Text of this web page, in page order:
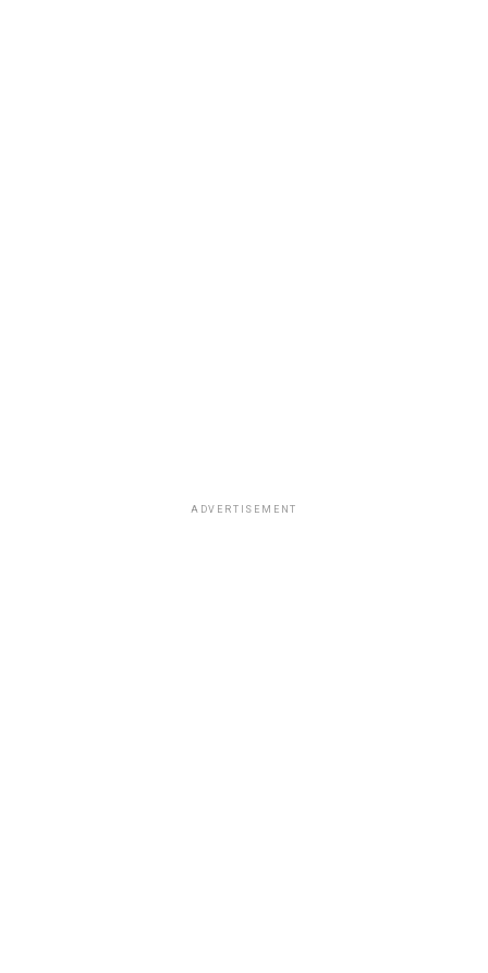
ADVERTISEMENT